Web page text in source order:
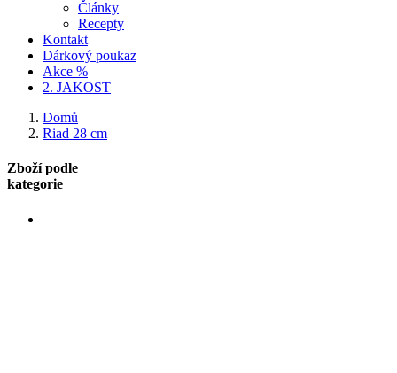
Články
Recepty
Kontakt
Dárkový poukaz
Akce %
2. JAKOST
Domů
Riad 28 cm
Zboží podle
kategorie